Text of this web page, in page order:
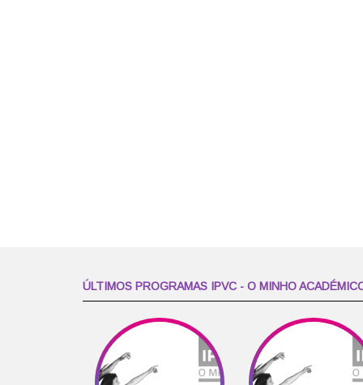
ÚLTIMOS PROGRAMAS IPVC - O MINHO